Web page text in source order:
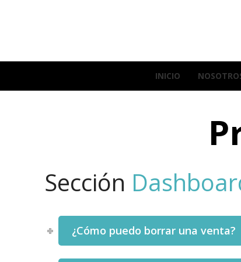
INICIO
Sección
¿Cómo puedo borrar una venta?